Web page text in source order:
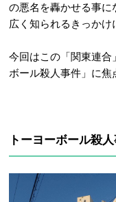
の悪名を轟かせる事に
広く知られるきっかけ
今回はこの「関東連合
ボール殺人事件」に焦
トーヨーボール殺